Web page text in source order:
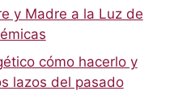
y Madre a la Luz de
cómo hacerlo y
lazos del pasado